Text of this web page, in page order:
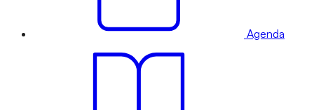
Agenda